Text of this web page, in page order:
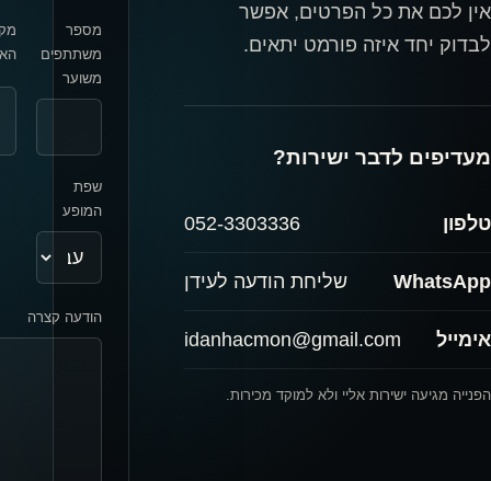
אין לכם את כל הפרטים, אפשר
לבדוק יחד איזה פורמט יתאים.
מעדיפים לדבר ישירות?
טלפון 052-3303336
WhatsApp שליחת הודעה לעידן
אימייל idanhacmon@gmail.com
הפנייה מגיעה ישירות אליי ולא למוקד מכירות.
מספר
משתתפים
משוער
שפת
המופע
הודעה קצרה